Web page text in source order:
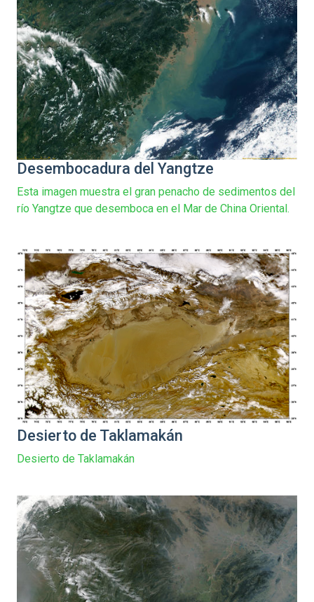
Desembocadura del Yangtze
Esta imagen muestra el gran penacho de sedimentos del
río Yangtze que desemboca en el Mar de China Oriental.
Desierto de Taklamakán
Desierto de Taklamakán